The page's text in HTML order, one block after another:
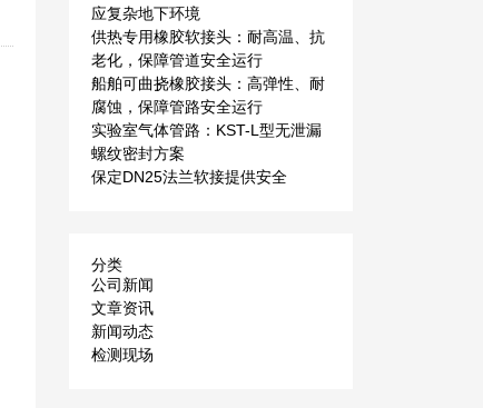
应复杂地下环境
供热专用橡胶软接头：耐高温、抗
老化，保障管道安全运行
船舶可曲挠橡胶接头：高弹性、耐
腐蚀，保障管路安全运行
实验室气体管路：KST-L型无泄漏
螺纹密封方案
保定DN25法兰软接提供安全
分类
公司新闻
文章资讯
新闻动态
检测现场